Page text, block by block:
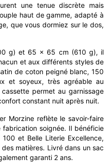
une tenue discrète mais
haut de gamme, adapté à
que vous dormiez sur le dos,
g) et 65 × 65 cm (610 g), il
et aux différents styles de
de coton peigné blanc, 150
et soyeux, très agréable au
permet au garnissage
constant nuit après nuit.
Morzine reflète le savoir-faire
fabrication soignée. Il bénéficie
et Belle Literie Excellence,
matières. Livré dans un sac
garanti 2 ans.